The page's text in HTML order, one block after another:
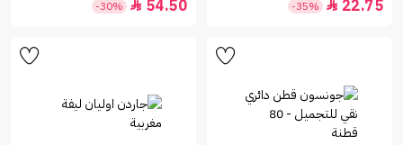
22.75

-35%
54.50

-30%